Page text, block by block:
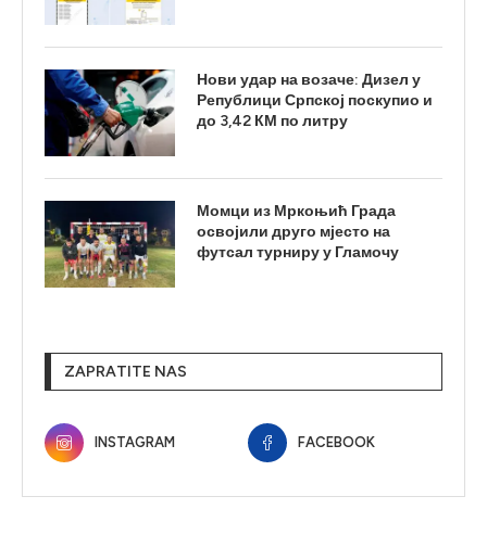
Нови удар на возаче: Дизел у
Републици Српској поскупио и
до 3,42 КМ по литру
Момци из Мркоњић Града
освојили друго мјесто на
футсал турниру у Гламочу
ZAPRATITE NAS
INSTAGRAM FACEBOOK